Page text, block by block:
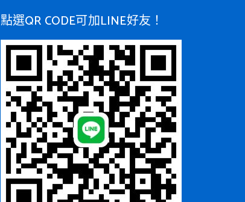
點選QR CODE可加LINE好友！